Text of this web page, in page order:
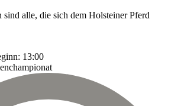
alle, die sich dem Holsteiner Pferd
13:00